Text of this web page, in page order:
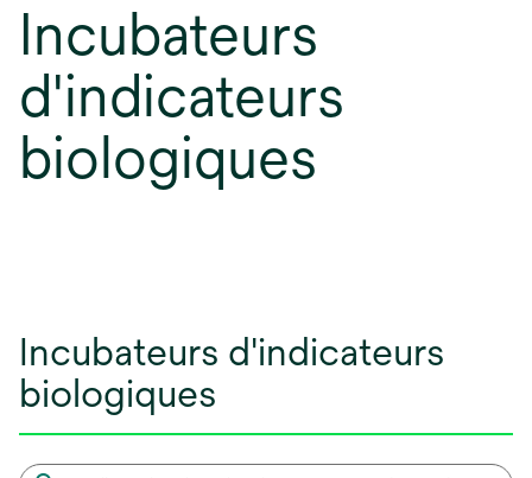
Incubateurs
d'indicateurs
biologiques
Incubateurs d'indicateurs
biologiques